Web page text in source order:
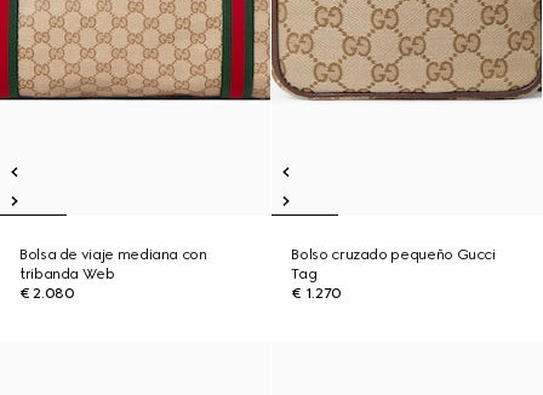
Bolsa de viaje mediana con
tribanda Web
€ 2.080
Bolso cruzado pequeño Gucci
Tag
€ 1.270